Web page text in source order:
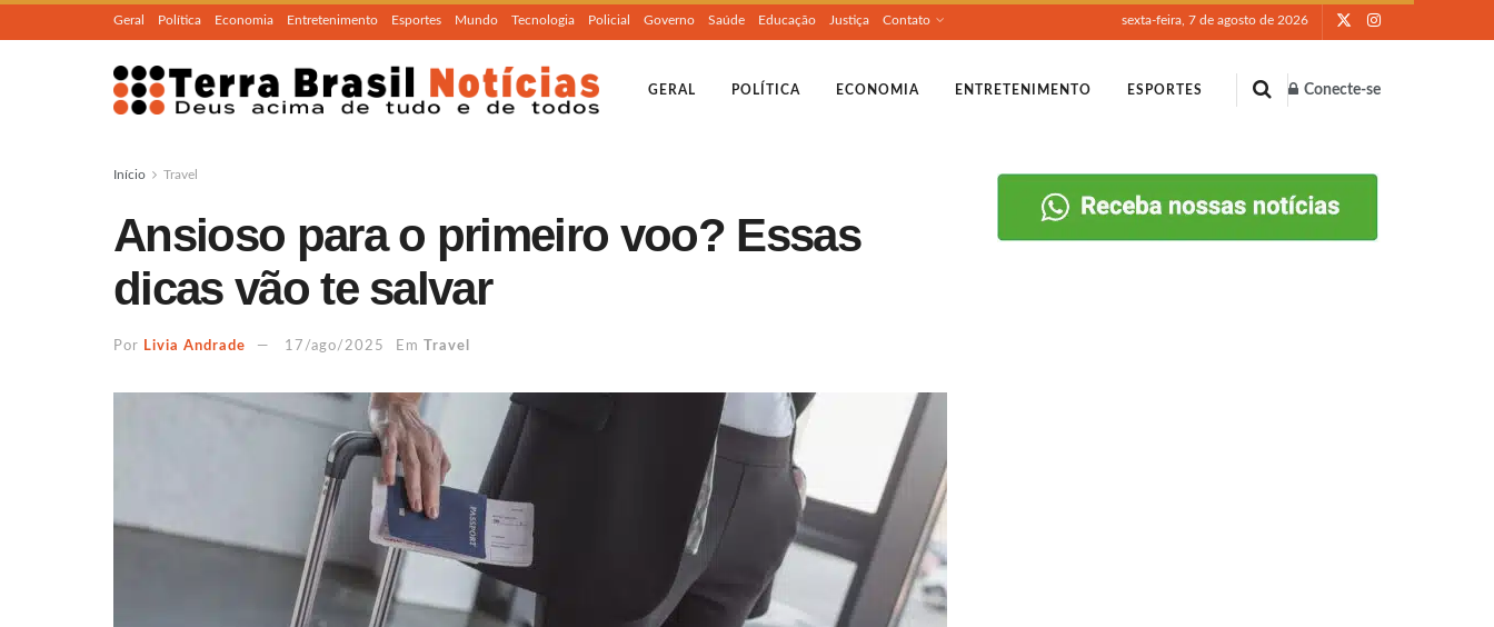
Geral Política Economia Entretenimento Esportes Mundo Tecnologia Policial Governo Saúde Educação Justiça Contato sexta-feira, 7 de agosto de 2026
GERAL POLÍTICA ECONOMIA ENTRETENIMENTO ESPORTES Conecte-se
Início Travel
Ansioso para o primeiro voo? Essas
dicas vão te salvar
Por Livia Andrade 17/ago/2025 Em Travel